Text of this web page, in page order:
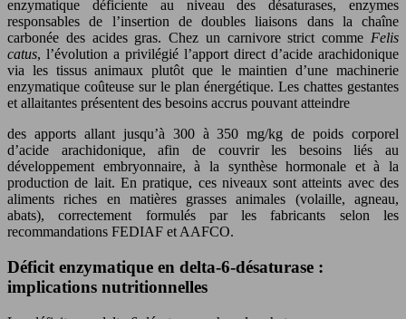
enzymatique déficiente au niveau des désaturases, enzymes
responsables de l’insertion de doubles liaisons dans la chaîne
carbonée des acides gras. Chez un carnivore strict comme Felis
catus, l’évolution a privilégié l’apport direct d’acide arachidonique
via les tissus animaux plutôt que le maintien d’une machinerie
enzymatique coûteuse sur le plan énergétique. Les chattes gestantes
et allaitantes présentent des besoins accrus pouvant atteindre
des apports allant jusqu’à 300 à 350 mg/kg de poids corporel
d’acide arachidonique, afin de couvrir les besoins liés au
développement embryonnaire, à la synthèse hormonale et à la
production de lait. En pratique, ces niveaux sont atteints avec des
aliments riches en matières grasses animales (volaille, agneau,
abats), correctement formulés par les fabricants selon les
recommandations FEDIAF et AAFCO.
Déficit enzymatique en delta-6-désaturase :
implications nutritionnelles